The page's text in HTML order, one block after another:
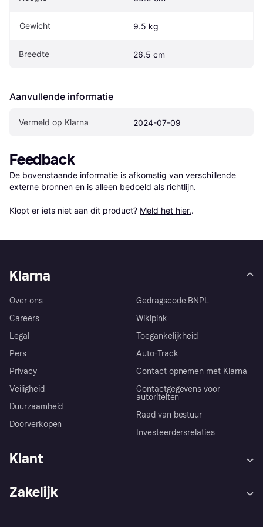
Gewicht 9.5 kg
Breedte 26.5 cm
Aanvullende informatie
Vermeld op Klarna 2024-07-09
Feedback
De bovenstaande informatie is afkomstig van verschillende
externe bronnen en is alleen bedoeld als richtlijn.
Klopt er iets niet aan dit product? Meld het hier..
Klarna
Over ons
Careers
Legal
Pers
Privacy
Veiligheid
Duurzaamheid
Doorverkopen
Gedragscode BNPL
Wikipink
Toegankelijkheid
Auto-Track
Contact opnemen met Klarna
Contactgegevens voor
autoriteiten
Raad van bestuur
Investeerdersrelaties
Klant
Zakelijk